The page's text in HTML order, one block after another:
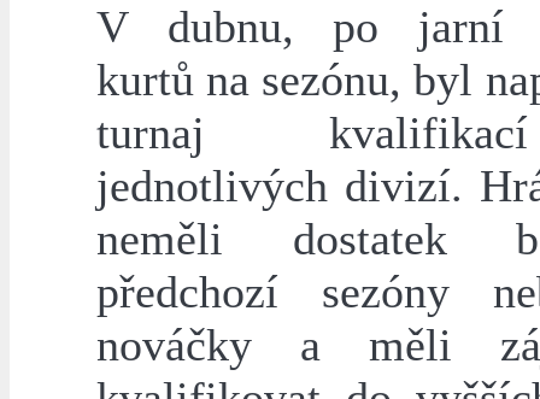
V dubnu, po jarní
kurtů na sezónu, byl
turnaj
jednotlivých divizí.
neměli dostatek
předchozí sezóny
nováčky a měli